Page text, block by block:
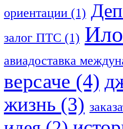
ориентации (1)
залог ПТС (1)
авиадоставка
версаче (4)
жизнь (3)